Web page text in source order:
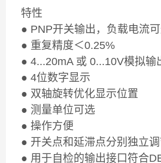
特性
● PNP开关输出，负载电流
● 重复精度＜0.25%
● 4...20mA 或 0...10V模拟输
● 4位数字显示
● 双轴旋转优化显示位置
● 测量单位可选
● 操作方便
● 开关点和延滞点分别独立
● 用于自检的输出接口符合